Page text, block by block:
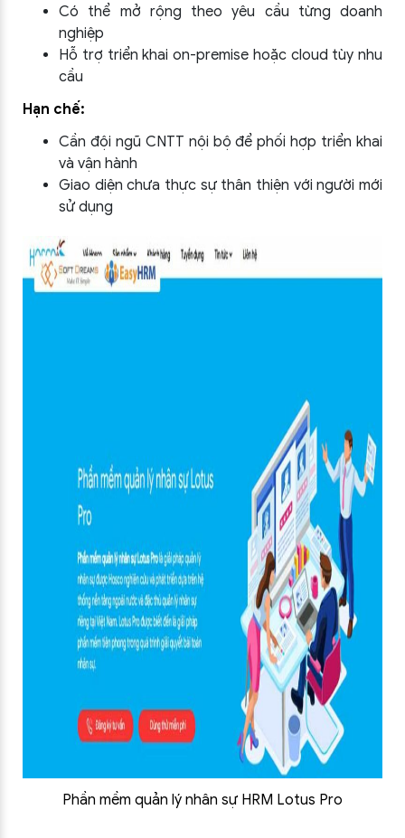
Có thể mở rộng theo yêu cầu từng doanh
nghiệp
Hỗ trợ triển khai on-premise hoặc cloud tùy nhu
cầu
Hạn chế:
Cần đội ngũ CNTT nội bộ để phối hợp triển khai
và vận hành
Giao diện chưa thực sự thân thiện với người mới
sử dụng
Phần mềm quản lý nhân sự HRM Lotus Pro